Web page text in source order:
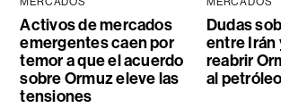
Activos de mercados
emergentes caen por
temor a que el acuerdo
sobre Ormuz eleve las
tensiones
Dudas
entre Irán
reabrir
al petróleo